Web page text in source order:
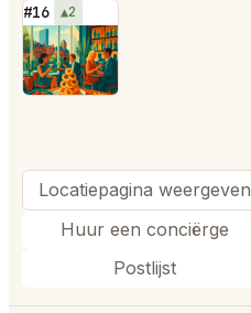
#16 ▲2
⭐
Locatiepagina weergeven
Huur een conciërge
Postlijst